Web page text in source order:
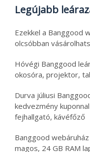
Legújabb
Ezekkel a Banggood
olcsóbban
Hóvégi Banggood
okosóra, projektor,
Durva júliusi
kedvezmény
fejhallgató, kávéfőző
Banggood
magos, 24 GB RAM